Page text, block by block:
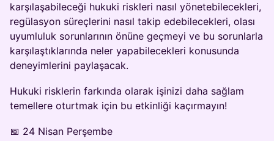
karşılaşabileceği hukuki riskleri nasıl yönetebilecekleri,
regülasyon süreçlerini nasıl takip edebilecekleri, olası
uyumluluk sorunlarının önüne geçmeyi ve bu sorunlarla
karşılaştıklarında neler yapabilecekleri konusunda
deneyimlerini paylaşacak.
Hukuki risklerin farkında olarak işinizi daha sağlam
temellere oturtmak için bu etkinliği kaçırmayın!
📅 24 Nisan Perşembe